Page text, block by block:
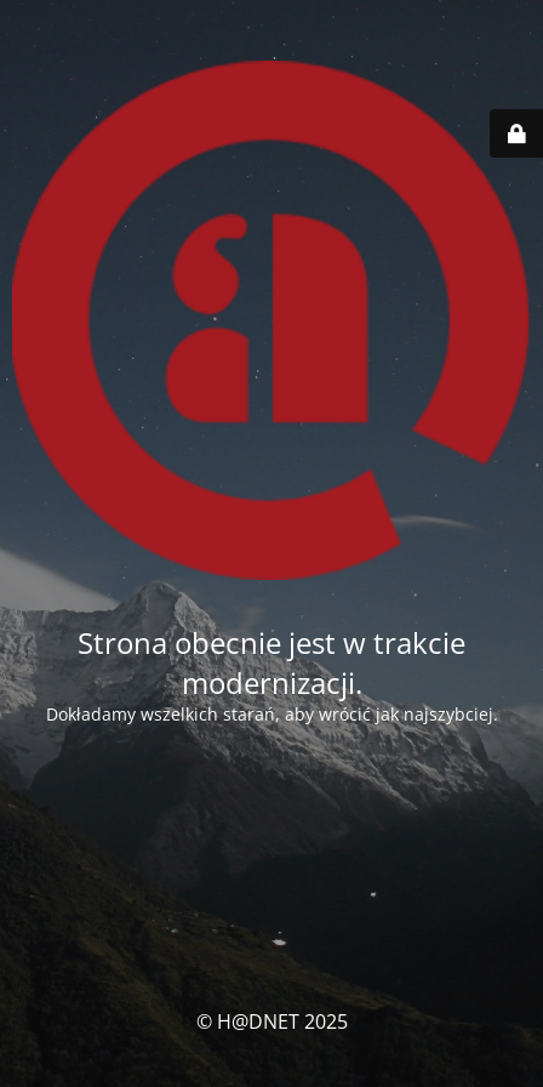
Strona obecnie jest w trakcie
modernizacji.
Dokładamy wszelkich starań, aby wrócić jak najszybciej.
© H@DNET 2025